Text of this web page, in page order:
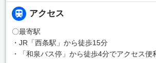
アクセス
〇最寄駅
・JR「西条駅」から徒歩15分
・「和泉バス停」から徒歩4分でアクセス便